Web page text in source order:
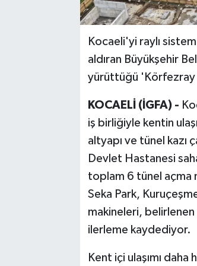
Kocaeli'yi raylı
aldıran Büyükşehir
yürüttüğü 'Körfezray
KOCAELİ (İGFA) -
iş birliğiyle kentin
altyapı ve tünel kazı
Devlet Hastanesi
toplam 6 tünel açma
Seka Park,
makineleri,
ilerleme kaydediyor.
Kent içi ulaşımı